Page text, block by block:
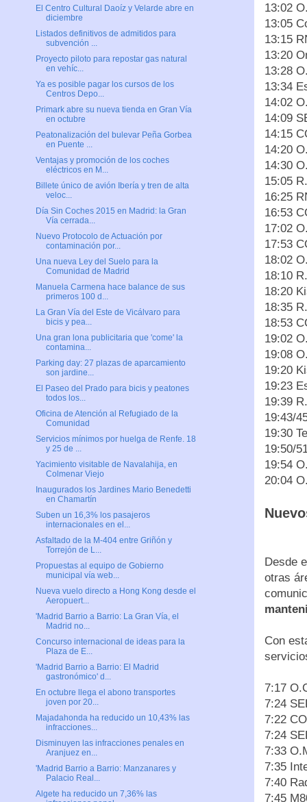
13:02
13:05
13:15
13:20
13:28
13:34
14:02
14:09
14:15
14:20
14:30
15:05
16:25
16:53
17:02
17:53
18:02
18:10
18:20
18:35
18:53
19:02
19:08
19:20
19:23
19:39
19:43/
19:30
19:50/
19:54
20:04
Desde
otras
Con
7:17
7:24
7:22
7:24
7:33
7:35
7:40
7:45
El Centro Cultural Daoíz y Velarde abre en
diciembre
Listados definitivos de admitidos para
subvención ...
Proyecto piloto para repostar gas natural
en vehíc...
Ya es posible pagar los cursos de los
Centros Depo...
Primark abre su nueva tienda en Gran Vía
en octubre
Peatonalización del bulevar Peña Gorbea
en Puente ...
Ventajas y promoción de los coches
eléctricos en M...
Billete único de avión Ibería y tren de alta
veloc...
Día Sin Coches 2015 en Madrid: la Gran
Vía cerrada...
Nuevo Protocolo de Actuación por
contaminación por...
Una nueva Ley del Suelo para la
Comunidad de Madrid
Manuela Carmena hace balance de sus
primeros 100 d...
La Gran Vía del Este de Vicálvaro para
bicis y pea...
Una gran lona publicitaria que 'come' la
contamina...
Parking day: 27 plazas de aparcamiento
son jardine...
El Paseo del Prado para bicis y peatones
todos los...
Oficina de Atención al Refugiado de la
Comunidad
Servicios mínimos por huelga de Renfe. 18
y 25 de ...
Yacimiento visitable de Navalahija, en
Colmenar Viejo
Inaugurados los Jardines Mario Benedetti
en Chamartín
Suben un 16,3% los pasajeros
internacionales en el...
Asfaltado de la M-404 entre Griñón y
Torrejón de L...
Propuestas al equipo de Gobierno
municipal vía web...
Nueva vuelo directo a Hong Kong desde el
Aeropuert...
'Madrid Barrio a Barrio: La Gran Vía, el
Madrid no...
Concurso internacional de ideas para la
Plaza de E...
'Madrid Barrio a Barrio: El Madrid
gastronómico' d...
En octubre llega el abono transportes
joven por 20...
Majadahonda ha reducido un 10,43% las
infracciones...
Disminuyen las infracciones penales en
Aranjuez en...
'Madrid Barrio a Barrio: Manzanares y
Palacio Real...
Algete ha reducido un 7,36% las